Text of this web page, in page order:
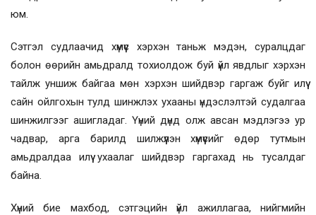
юм.
Сэтгэл судлаачид хүмүүс хэрхэн таньж мэдэн, суралцдаг
болон өөрийн амьдралд тохиолдож буй үйл явдлыг хэрхэн
тайлж уншиж байгаа мөн хэрхэн шийдвэр гаргаж буйг илүү
сайн ойлгохын тулд шинжлэх ухааны үндэслэлтэй судалгаа
шинжилгээг ашигладаг. Үүний дүнд олж авсан мэдлэгээ ур
чадвар, арга барилд шилжүүлэн хүмүүсийг өдөр тутмын
амьдралдаа илүү ухаалаг шийдвэр гаргахад нь тусалдаг
байна.
Хүний бие махбод, сэтгэцийн үйл ажиллагаа, нийгмийн